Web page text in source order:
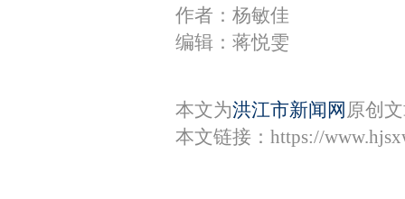
作者：杨敏佳
编辑：蒋悦雯
本文为洪江市新闻网 原创
本文链接： https://